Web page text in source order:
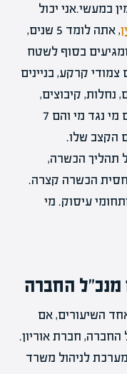
במעשי.אני יכול
, אתה לומד 5 שנים,
דוקטור ומגיעים בסוף לשטח
קרקע, בניינים
נחלות, קיבוצים,
ובהתחלה הם מקבלים הלם. לא מבינים מי נגד מי והם 7
הקצב שלו.
תהליך הכשרה,
הכשרה קצרה.
עיסוק. מי
מנכ"ל החברה
השיעורים, אם
חברת אוריון.
לניהול משרד